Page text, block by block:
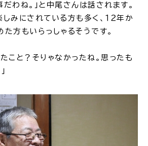
わね。」と中尾さんは話されます。
みにされている方も多く、１２年か
方もいらっしゃるそうです。
たこと？そりゃなかったね。思ったも